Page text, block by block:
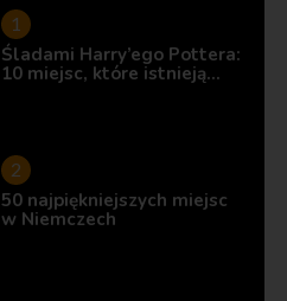
Śladami Harry’ego Pottera:
10 miejsc, które istnieją…
50 najpiękniejszych miejsc
w Niemczech